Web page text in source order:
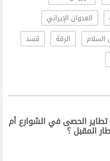
العدوان الإيراني
الرقة
قسد
الحصى في الشوارع أم
المقبل ؟